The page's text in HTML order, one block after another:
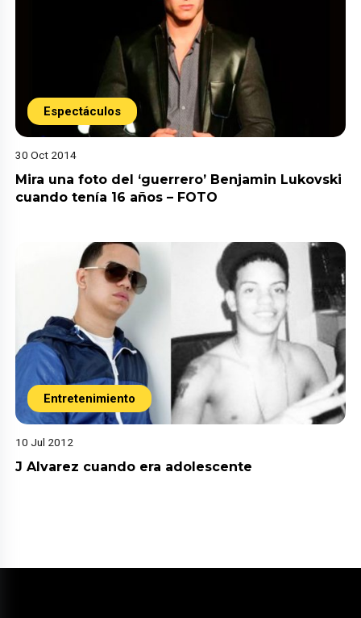
Espectáculos
30 Oct 2014
Mira una foto del ‘guerrero’ Benjamin Lukovski
cuando tenía 16 años – FOTO
Entretenimiento
10 Jul 2012
J Alvarez cuando era adolescente